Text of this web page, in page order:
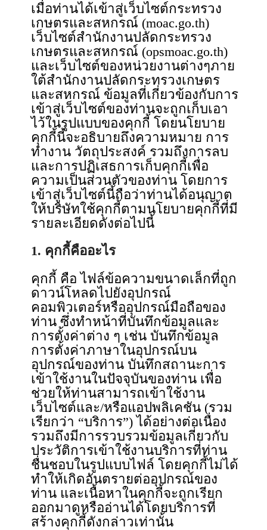
เมื่อท่านได้เข้าสู่เว็บไซต์กระทรวง
เกษตรและสหกรณ์ (moac.go.th)
เว็บไซต์สำนักงานปลัดกระทรวง
เกษตรและสหกรณ์ (opsmoac.go.th)
และเว็บไซต์ของหน่วยงานต่างๆภาย
ใต้สำนักงานปลัดกระทรวงเกษตร
และสหกรณ์ ข้อมูลที่เกี่ยวข้องกับการ
เข้าสู่เว็บไซต์ของท่านจะถูกเก็บเอา
ไว้ในรูปแบบของคุกกี้ โดยนโยบาย
คุกกี้นี้จะอธิบายถึงความหมาย การ
ทำงาน วัตถุประสงค์ รวมถึงการลบ
และการปฏิเสธการเก็บคุกกี้เพื่อ
ความเป็นส่วนตัวของท่าน โดยการ
เข้าสู่เว็บไซต์นี้ถือว่าท่านได้อนุญาต
ให้บริษัทใช้คุกกี้ตามนโยบายคุกกี้ที่มี
รายละเอียดดังต่อไปนี้
1. คุกกี้คืออะไร
คุกกี้ คือ ไฟล์ข้อความขนาดเล็กที่ถูก
ดาวน์โหลดไปยังอุปกรณ์
คอมพิวเตอร์หรืออุปกรณ์มือถือของ
ท่าน ซึ่งทำหน้าที่บันทึกข้อมูลและ
การตั้งค่าต่าง ๆ เช่น บันทึกข้อมูล
การตั้งค่าภาษาในอุปกรณ์บน
อุปกรณ์ของท่าน บันทึกสถานะการ
เข้าใช้งานในปัจจุบันของท่าน เพื่อ
ช่วยให้ท่านสามารถเข้าใช้งาน
เว็บไซต์และ/หรือแอปพลิเคชัน (รวม
เรียกว่า “บริการ”) ได้อย่างต่อเนื่อง
รวมถึงมีการรวบรวมข้อมูลเกี่ยวกับ
ประวัติการเข้าใช้งานบริการที่ท่าน
ชื่นชอบในรูปแบบไฟล์ โดยคุกกี้ไม่ได้
ทำให้เกิดอันตรายต่ออุปกรณ์ของ
ท่าน และเนื้อหาในคุกกี้จะถูกเรียก
ออกมาดูหรืออ่านได้โดยบริการที่
สร้างคุกกี้ดังกล่าวเท่านั้น